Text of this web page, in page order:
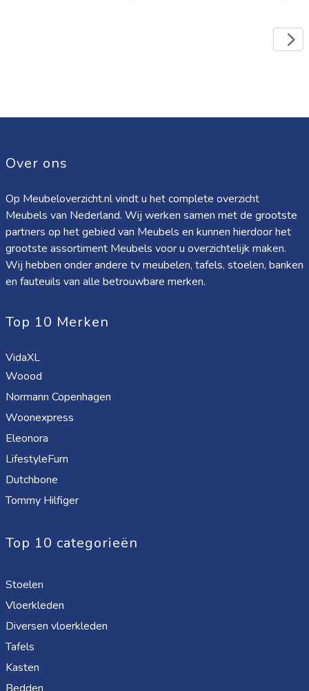
Over ons
Op Meubeloverzicht.nl vindt u het complete overzicht
Meubels van Nederland. Wij werken samen met de grootste
partners op het gebied van Meubels en kunnen hierdoor het
grootste assortiment Meubels voor u overzichtelijk maken.
Wij hebben onder andere tv meubelen, tafels, stoelen, banken
en fauteuils van alle betrouwbare merken.
Top 10 Merken
VidaXL
Woood
Normann Copenhagen
Woonexpress
Eleonora
LifestyleFurn
Dutchbone
Tommy Hilfiger
Top 10 categorieën
Stoelen
Vloerkleden
Diversen vloerkleden
Tafels
Kasten